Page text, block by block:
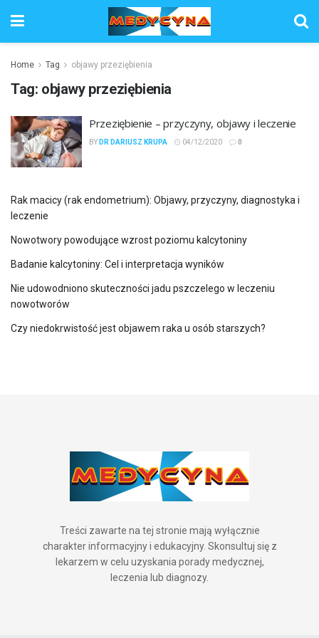
Home Tag objawy przeziębienia
Tag: objawy przeziębienia
Przeziębienie – przyczyny, objawy i leczenie
BY DR DARIUSZ KRUPA 04/12/2020 0
Rak macicy (rak endometrium): Objawy, przyczyny, diagnostyka i
leczenie
Nowotwory powodujące wzrost poziomu kalcytoniny
Badanie kalcytoniny: Cel i interpretacja wyników
Nie udowodniono skuteczności jadu pszczelego w leczeniu
nowotworów
Czy niedokrwistość jest objawem raka u osób starszych?
Treści zawarte na tej stronie mają wyłącznie
charakter informacyjny i edukacyjny. Skonsultuj się z
lekarzem w celu uzyskania porady medycznej,
leczenia lub diagnozy.